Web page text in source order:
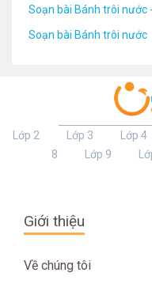
Soạn bài Bánh trôi nước
Soạn bài Bánh trôi nước
Lớp 2 Lớp 3 Lớp 4
8
Lớp 9
Giới thiệu
Về chúng tôi